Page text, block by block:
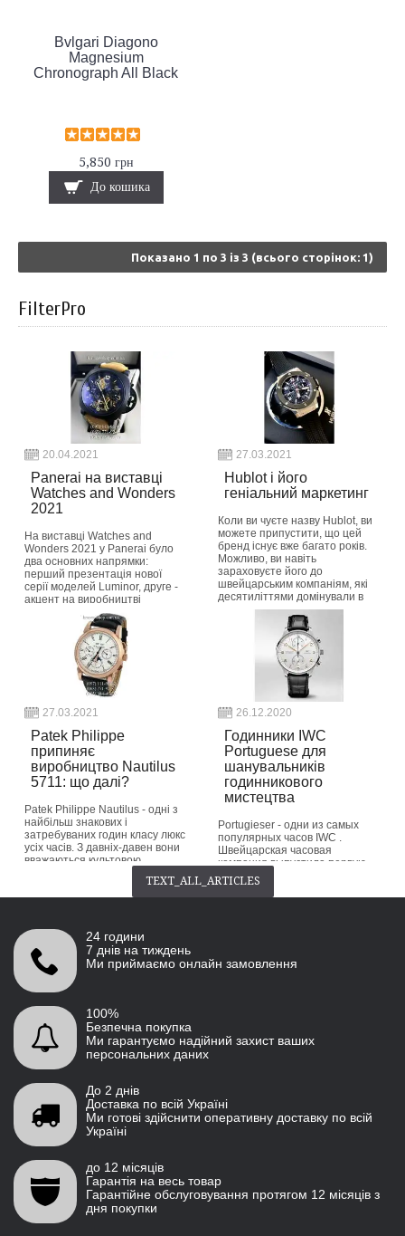
Bvlgari Diagono
Magnesium
Chronograph All Black
5,850 грн
До кошика
Показано 1 по 3 із 3 (всього сторінок: 1)
FilterPro
20.04.2021
Panerai на виставці
Watches and Wonders
2021
На виставці Watches and
Wonders 2021 у Panerai було
два основних напрямки:
перший презентація нової
серії моделей Luminor, друге -
акцент на виробництві
найбільш екологічно безпечних
годин в світі з п...
button_readmore
27.03.2021
Hublot і його
геніальний маркетинг
Коли ви чуєте назву Hublot, ви
можете припустити, що цей
бренд існує вже багато років.
Можливо, ви навіть
зараховуєте його до
швейцарським компаніям, які
десятиліттями домінували в
годинній індустрії,...
button_readmore
27.03.2021
Patek Philippe
припиняє
виробництво Nautilus
5711: що далі?
Patek Philippe Nautilus - одні з
найбільш знакових і
затребуваних годин класу люкс
усіх часів. З давніх-давен вони
вважаються культовою
Patek Philippe припиняє випуск
нин...
26.12.2020
Годинники IWC
Portuguese для
шанувальників
годинникового
мистецтва
Portugieser - одни из самых
популярных часов IWC .
Швейцарская часовая
компания выпустила первую
версию этой классической
красоты еще в 1939 году.
Название «Portugieser»
TEXT_ALL_ARTICLES
24 години
7 днів на тиждень
Ми приймаємо онлайн замовлення
100%
Безпечна покупка
Ми гарантуємо надійний захист ваших
персональних даних
До 2 днів
Доставка по всій Україні
Ми готові здійснити оперативну доставку по всій
Україні
до 12 місяців
Гарантія на весь товар
Гарантійне обслуговування протягом 12 місяців з
дня покупки